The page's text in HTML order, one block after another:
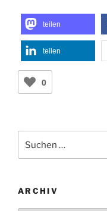
teilen
0
nach:
Archiv